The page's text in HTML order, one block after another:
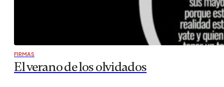
FIRMAS
El verano de los olvidados